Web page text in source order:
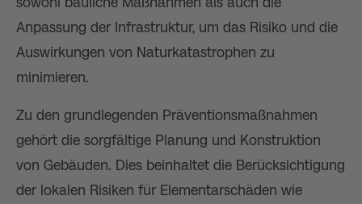
Anpassung der Infrastruktur, um das Risiko und die
Auswirkungen von Naturkatastrophen zu
minimieren.
Zu den grundlegenden Präventionsmaßnahmen
gehört die sorgfältige Planung und Konstruktion
von Gebäuden. Dies beinhaltet die Berücksichtigung
der lokalen Risiken für Elementarschäden wie